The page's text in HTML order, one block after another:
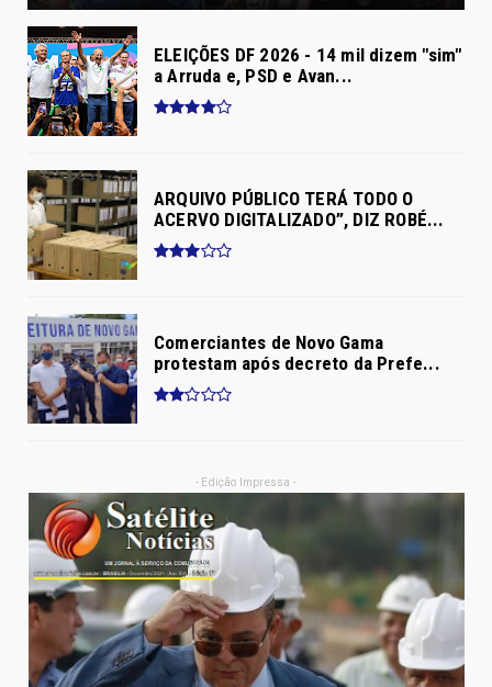
ELEIÇÕES DF 2026 - 14 mil dizem "sim"
a Arruda e, PSD e Avan...
ARQUIVO PÚBLICO TERÁ TODO O
ACERVO DIGITALIZADO”, DIZ ROBÉ...
Comerciantes de Novo Gama
protestam após decreto da Prefe...
- Edição Impressa -